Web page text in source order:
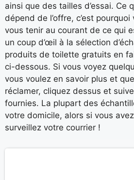
ainsi que des tailles d’essai. Ce
dépend de l’offre, c’est
vous tenir au courant de ce qui
un coup d’œil à la sélection
produits de toilette gratuits en
ci-dessous. Si vous voyez
vous voulez en savoir plus et
réclamer, cliquez dessus et
fournies. La plupart des
votre domicile, alors si vous
surveillez votre courrier !